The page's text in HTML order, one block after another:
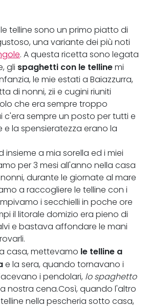
telline sono un primo piatto di
una variante dei più noti
. A questa ricetta sono legata
gli spaghetti con le telline mi
le mie estati a Baiazzurra,
di nonni, zii e cugini riuniti
che era sempre troppo
c'era sempre un posto per tutti e
e la spensieratezza erano la
insieme a mia sorella ed i miei
per 3 mesi all'anno nella casa
durante le giornate al mare
a raccogliere le telline con i
i secchielli in poche ore
il litorale domizio era pieno di
e bastava affondare le mani
casa, mettevamo le telline a
e la sera, quando tornavano i
i pendolari, lo spaghetto
nostra cena.Così, quando l'altro
nella pescheria sotto casa,